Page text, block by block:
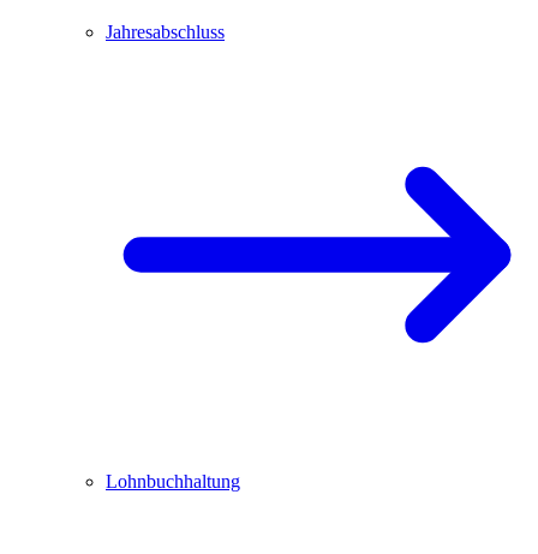
Jahresabschluss
Lohnbuchhaltung